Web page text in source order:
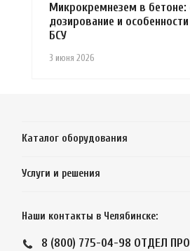
3 июня 2026
Микрокремнезем в бетоне:
дозирование и
БСУ
Каталог оборудования
Услуги и решения
Наши контакты в Челябинске:
8 (800) 775-04-98 ОТДЕЛ